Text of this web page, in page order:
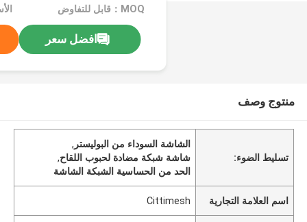
MOQ：قابل للتفاوض
افضل سعر
منتوج وصف
تسليط الضوء:
الشاشة السوداء من البوليستر ,
شاشة شبكة مضادة لحبوب اللقاح,
الحد من الحساسية الشبكة الشاشة
اسم العلامة التجارية Cittimesh